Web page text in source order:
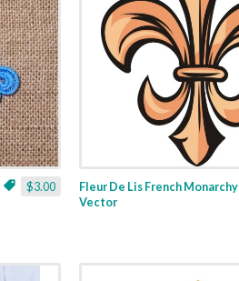
$3.00
Fleur De Lis French Monarchy
Vector